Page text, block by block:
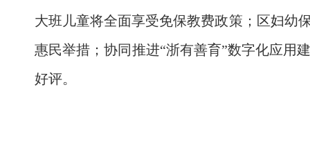
大班儿童将全面享受免保教费政策；区妇幼
惠民举措；协同推进“浙有善育”数字化应用
好评。